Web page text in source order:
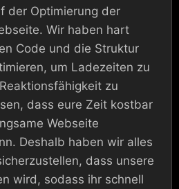
der Optimierung der
Wir haben hart
Code und die Struktur
um Ladezeiten zu
zu
dass eure Zeit kostbar
Webseite
Deshalb haben wir alles
dass unsere
wird, sodass ihr schnell